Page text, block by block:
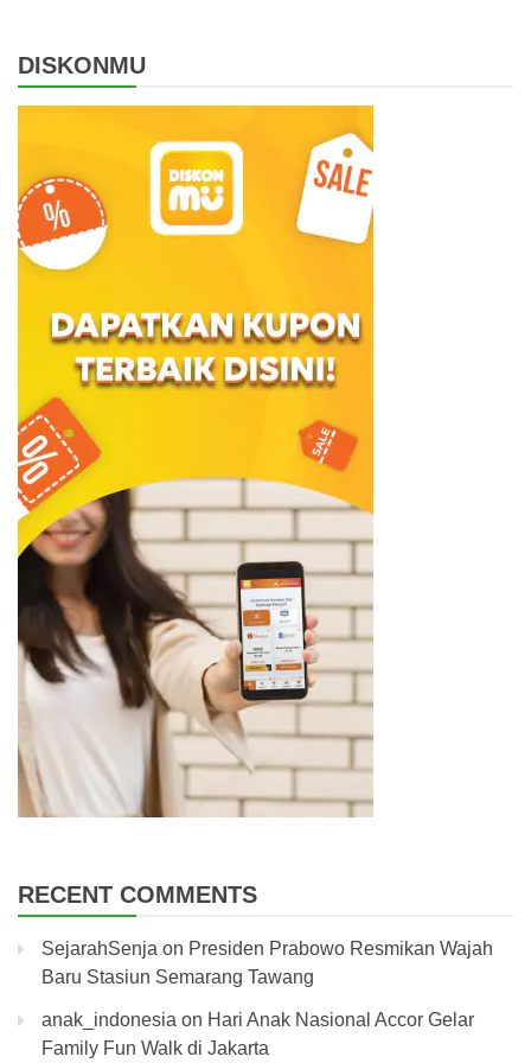
DISKONMU
RECENT COMMENTS
SejarahSenja on Presiden Prabowo Resmikan Wajah
Baru Stasiun Semarang Tawang
anak_indonesia on Hari Anak Nasional Accor Gelar
Family Fun Walk di Jakarta